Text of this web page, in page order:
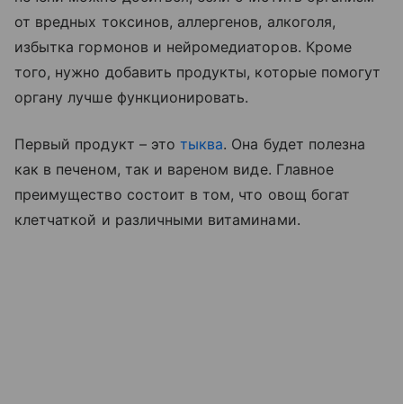
от вредных токсинов, аллергенов, алкоголя,
избытка гормонов и нейромедиаторов. Кроме
того, нужно добавить продукты, которые помогут
органу лучше функционировать.
Первый продукт – этотыква. Она будет полезна
как в печеном, так и вареном виде. Главное
преимущество состоит в том, что овощ богат
клетчаткой и различными витаминами.